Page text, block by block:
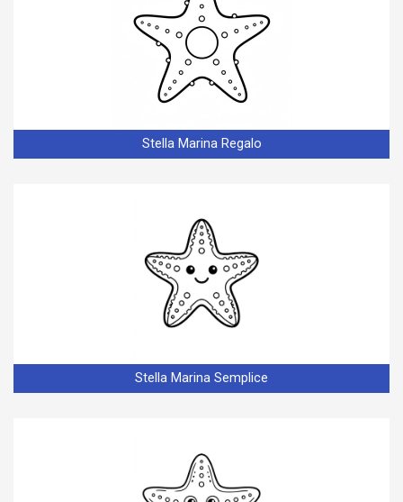
Stella Marina Regalo
Stella Marina Semplice